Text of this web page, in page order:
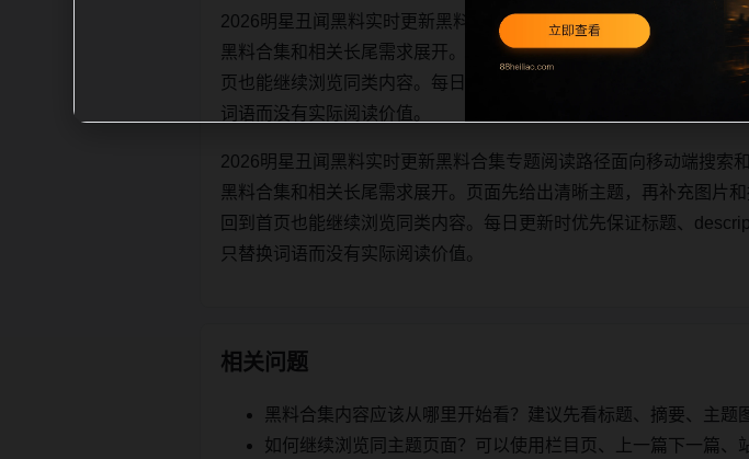
2026明星丑闻黑料实时更新黑料合集专题阅读路径面向移动端搜索
黑料合集和相关长尾需求展开。页面先给出清晰主题，再补充栏目
页也能继续浏览同类内容。每日更新时优先保证标题、description
词语而没有实际阅读价值。
2026明星丑闻黑料实时更新黑料合集专题阅读路径面向移动端搜索
黑料合集和相关长尾需求展开。页面先给出清晰主题，再补充图片
回到首页也能继续浏览同类内容。每日更新时优先保证标题、
只替换词语而没有实际阅读价值。
相关问题
黑料合集内容应该从哪里开始看？建议先看标题、摘要、主题
如何继续浏览同主题页面？可以使用栏目页、上一篇下一篇、